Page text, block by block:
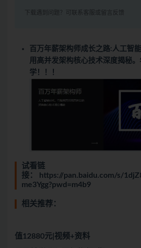
下载遇到问题？可联系客服或留言反馈
百万年薪架构师成长之路:人工智
用高并发架构核心技术深度揭秘
学！！！
试看链
接：
https://pan.baidu.com/s/
me3Ygg?pwd=m4b9
相关推荐：
值12880元|视频+资料